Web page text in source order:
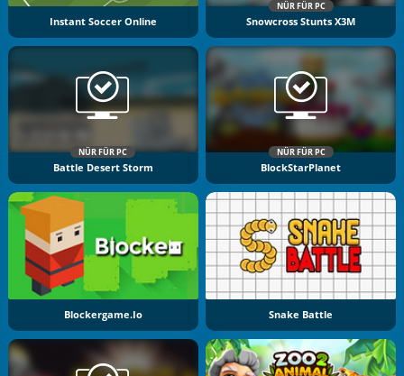
Instant Soccer Online
NÜR FÜR PC
Snowcross Stunts X3M
NÜR FÜR PC
Battle Desert Storm
NÜR FÜR PC
BlockStarPlanet
Blockergame.io Snake Battle